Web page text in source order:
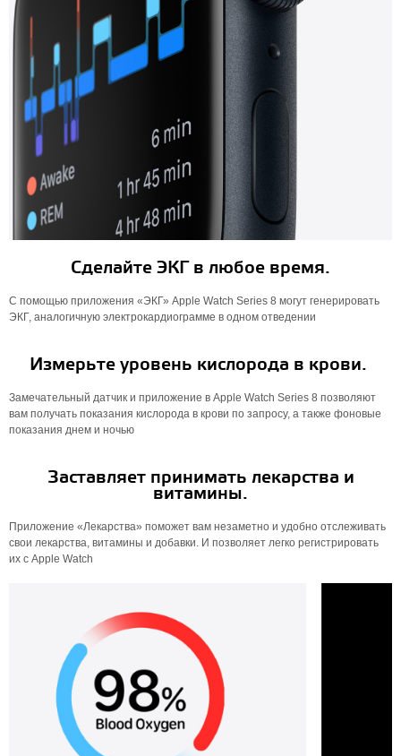
Сделайте ЭКГ в любое время.
С помощью приложения «ЭКГ» Apple Watch Series 8 могут генерировать
ЭКГ, аналогичную электрокардиограмме в одном отведении
Измерьте уровень кислорода в крови.
Замечательный датчик и приложение в Apple Watch Series 8 позволяют
вам получать показания кислорода в крови по запросу, а также фоновые
показания днем ​​и ночью
Заставляет принимать лекарства и
витамины.
Приложение «Лекарства» поможет вам незаметно и удобно отслеживать
свои лекарства, витамины и добавки. И позволяет легко регистрировать
их с Apple Watch